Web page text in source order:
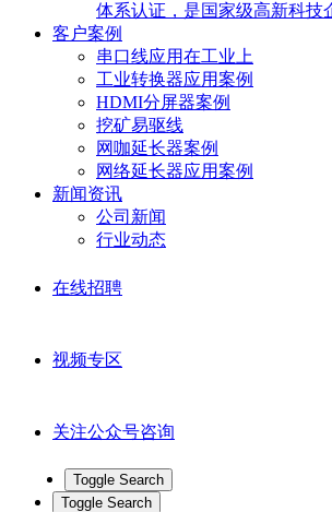
体系认证，是国家级高新科技
客户案例
串口线应用在工业上
工业转换器应用案例
HDMI分屏器案例
挖矿易驱线
网咖延长器案例
网络延长器应用案例
新闻资讯
公司新闻
行业动态
在线招聘
视频专区
关注公众号咨询
Toggle Search
Toggle Search